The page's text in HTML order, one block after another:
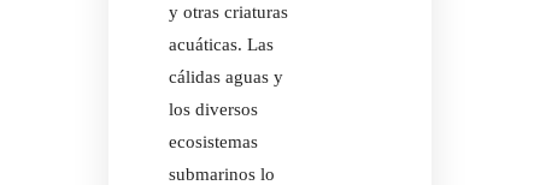
ACTIVIDADES
NOSYLANG
y otras criaturas
acuáticas. Las
cálidas aguas y
los diversos
ecosistemas
submarinos lo